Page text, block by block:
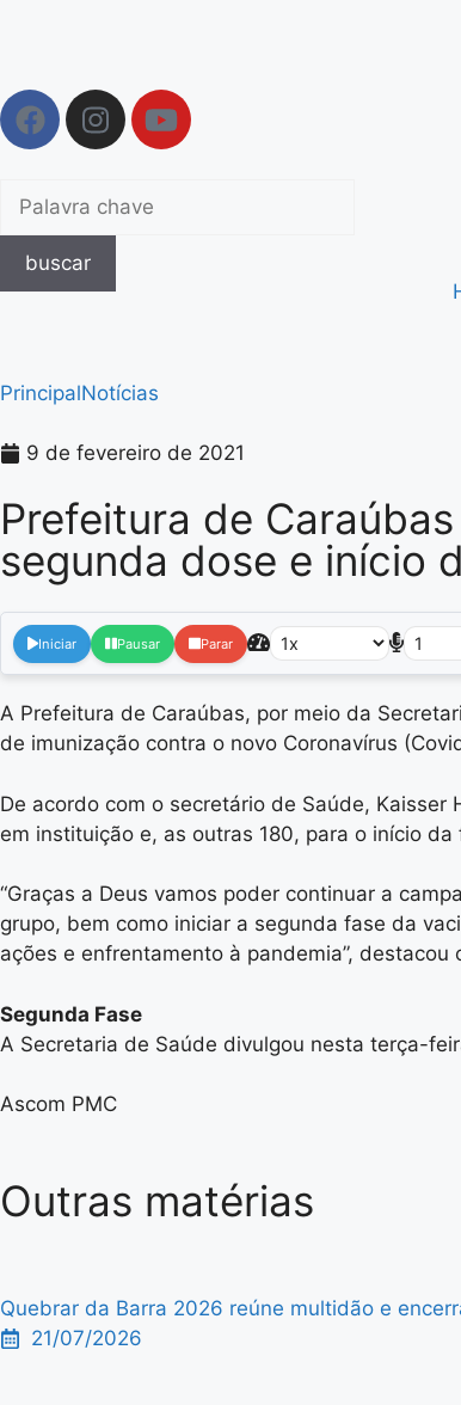
buscar
PrincipalNotícias
9 de fevereiro de 2021
Prefeitura de
segunda dose e início
Iniciar Pausar Parar
A Prefeitura de Caraúbas, por meio da
de imunização contra o novo Coronavírus
De acordo com o secretário de Saúde,
em instituição e, as outras 180, para o início da
“Graças a Deus vamos poder continuar a
grupo, bem como iniciar a segunda fase da
ações e enfrentamento à pandemia”, destacou
Segunda Fase
A Secretaria de Saúde divulgou nesta terça-
Ascom PMC
Outras matérias
Quebrar da Barra 2026 reúne multidão e
21/07/2026